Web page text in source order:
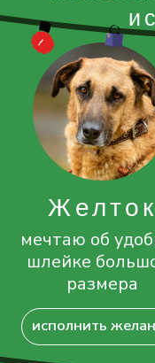
хочу вкусные
консервы для меня
и моих друзей
чейз
исполнить желание